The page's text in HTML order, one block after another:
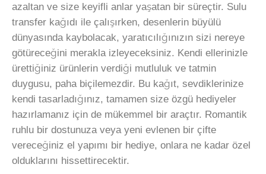
azaltan ve size keyifli anlar yaşatan bir süreçtir. Sulu
transfer kağıdı ile çalışırken, desenlerin büyülü
dünyasında kaybolacak, yaratıcılığınızın sizi nereye
götüreceğini merakla izleyeceksiniz. Kendi ellerinizle
ürettiğiniz ürünlerin verdiği mutluluk ve tatmin
duygusu, paha biçilemezdir. Bu kağıt, sevdiklerinize
kendi tasarladığınız, tamamen size özgü hediyeler
hazırlamanız için de mükemmel bir araçtır. Romantik
ruhlu bir dostunuza veya yeni evlenen bir çifte
vereceğiniz el yapımı bir hediye, onlara ne kadar özel
olduklarını hissettirecektir.